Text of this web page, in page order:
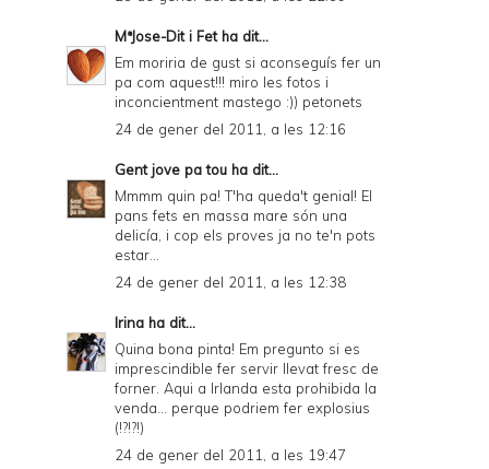
MªJose-Dit i Fetha dit...
Em moriria de gust si aconseguís fer un
pa com aquest!!! miro les fotos i
inconcientment mastego :)) petonets
24 de gener del 2011, a les 12:16
Gent jove pa tou ha dit...
Mmmm quin pa! T'ha queda't genial! El
pans fets en massa mare són una
delicía, i cop els proves ja no te'n pots
estar...
24 de gener del 2011, a les 12:38
Irina ha dit...
Quina bona pinta! Em pregunto si es
imprescindible fer servir llevat fresc de
forner. Aqui a Irlanda esta prohibida la
venda... perque podriem fer explosius
(!?!?!)
24 de gener del 2011, a les 19:47